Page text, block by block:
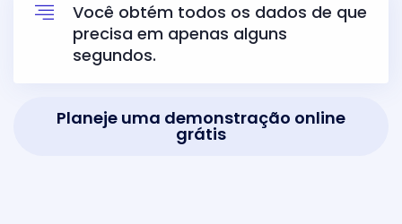
Você obtém todos os dados de que
precisa em apenas alguns
segundos.
Planeje uma demonstração online
grátis